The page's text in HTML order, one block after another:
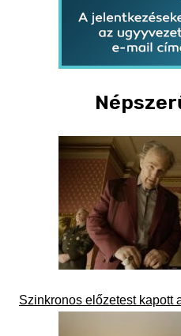
Szinkronos előzetest kapott